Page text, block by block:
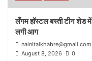
लँगम हॉस्टल बस्ती टीन शेड में
लगी आग
nainitalkhabre@gmail.com
August 8, 2026
0